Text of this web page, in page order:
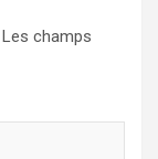
Les champs